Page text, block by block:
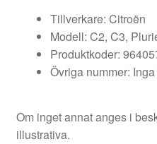
Tillverkare: Citroën
Modell: C2, C3,
Produktkoder:
Övriga nummer:
Om inget annat anges i
illustrativa.